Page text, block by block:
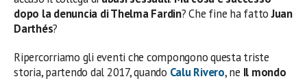
dopo la denuncia di Thelma Fardin? Che fine ha fattoJuan
Darthés?
Ripercorriamo gli eventi che compongono questa triste
storia, partendo dal 2017, quando Calu Rivero, ne Il mondo